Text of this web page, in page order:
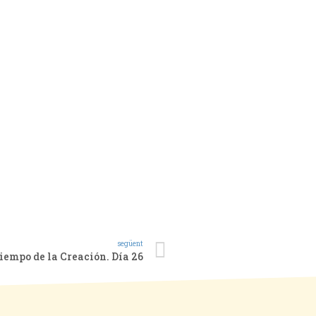
següent
de la Creación. Día 26